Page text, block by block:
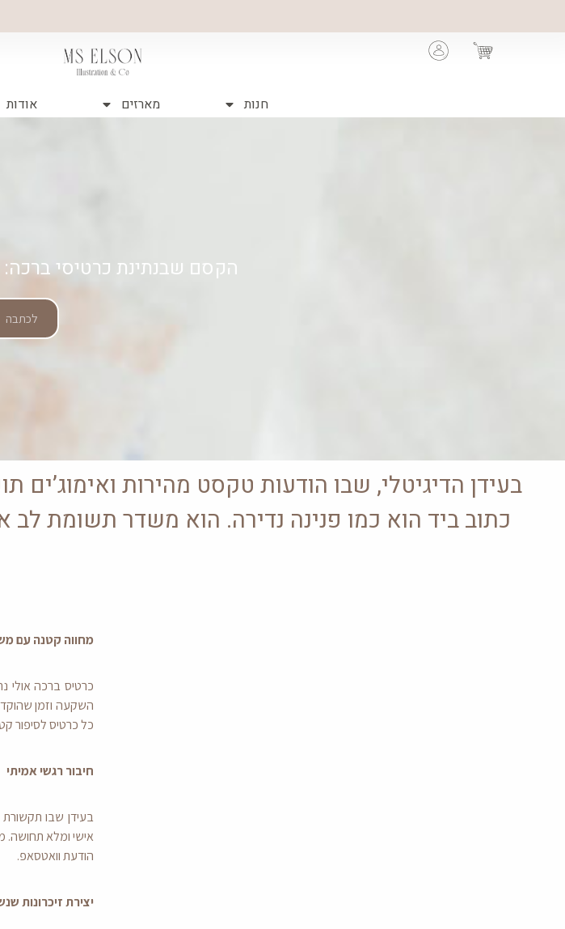
Cart
חנות מארזים אודות
הקסם שבנתינת כרטיסי
לכתבה
בעידן הדיגיטלי, שבו הודעות טקסט מהירות
כתוב ביד הוא כמו פנינה נדירה. הוא משדר תשומת
מחווה קטנה עם
כרטיס ברכה אולי
השקעה וזמן
כל כרטיס לסיפור
חיבור רגשי אמיתי
בעידן שבו
אישי ומלא תחושה.
הודעת וואטסאפ.
יצירת זיכרונות